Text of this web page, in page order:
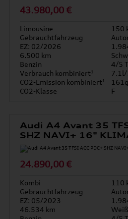
43.980,00 €
Limousine
150
Gebrauchtfahrzeug
EZ: 02/2026
6.500 km
Benzin
4/5
Verbrauch kombiniert¹
7.1l/
CO2-Emission kombiniert¹
CO2-Klasse
F
Audi A4 Avant 35
SHZ NAVI+ 16"
24.890,00 €
Kombi
110
Gebrauchtfahrzeug
EZ: 05/2023
46.534 km
Weiß